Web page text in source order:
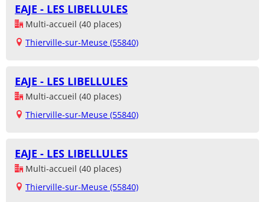
EAJE - LES LIBELLULES
Multi-accueil (40 places)
Thierville-sur-Meuse (55840)
EAJE - LES LIBELLULES
Multi-accueil (40 places)
Thierville-sur-Meuse (55840)
EAJE - LES LIBELLULES
Multi-accueil (40 places)
Thierville-sur-Meuse (55840)